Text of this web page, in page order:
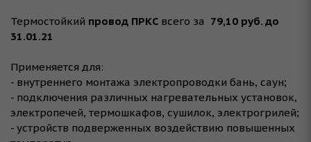
Термостойкий провод ПРКС всего за 79,10 руб. до
31.01.21
Применяется для:
- внутреннего монтажа электропроводки бань, саун;
- подключения различных нагревательных установок,
электропечей, термошкафов, сушилок, электрогрилей;
- устройств подверженных воздействию повышенных